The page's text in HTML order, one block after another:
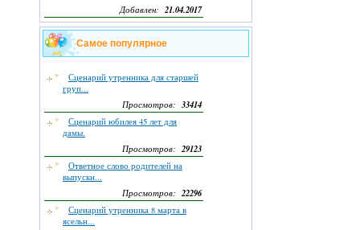
Добавлен:21.04.2017
Самое популярное
Сценарий утренника для старшей
груп...
Просмотров: 33414
Сценарий юбилея 45 лет для
дамы.
Просмотров:29123
Ответное слово родителей на
выпускн...
Просмотров:22296
Сценарий утренника 8 марта в
ясельн...